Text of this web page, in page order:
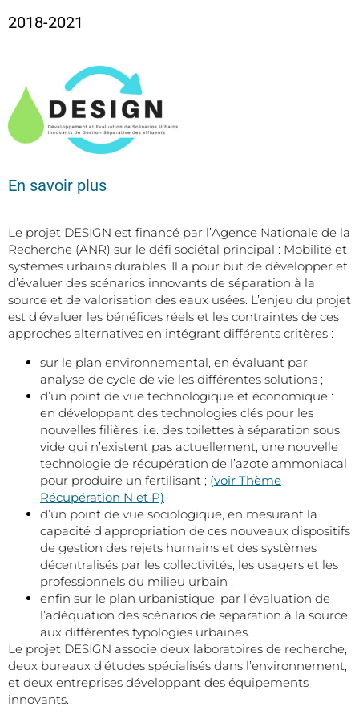
2018-2021
En savoir plus
Le projet DESIGN est financé par l’Agence Nationale de la
Recherche (ANR) sur le défi sociétal principal : Mobilité et
systèmes urbains durables. Il a pour but de développer et
d’évaluer des scénarios innovants de séparation à la
source et de valorisation des eaux usées. L’enjeu du projet
est d’évaluer les bénéfices réels et les contraintes de ces
approches alternatives en intégrant différents critères :
sur le plan environnemental, en évaluant par
analyse de cycle de vie les différentes solutions ;
d’un point de vue technologique et économique :
en développant des technologies clés pour les
nouvelles filières, i.e. des toilettes à séparation sous
vide qui n’existent pas actuellement, une nouvelle
technologie de récupération de l’azote ammoniacal
pour produire un fertilisant ; (voir Thème
Récupération N et P)
d’un point de vue sociologique, en mesurant la
capacité d’appropriation de ces nouveaux dispositifs
de gestion des rejets humains et des systèmes
décentralisés par les collectivités, les usagers et les
professionnels du milieu urbain ;
enfin sur le plan urbanistique, par l’évaluation de
l’adéquation des scénarios de séparation à la source
aux différentes typologies urbaines.
Le projet DESIGN associe deux laboratoires de recherche,
deux bureaux d’études spécialisés dans l’environnement,
et deux entreprises développant des équipements
innovants.